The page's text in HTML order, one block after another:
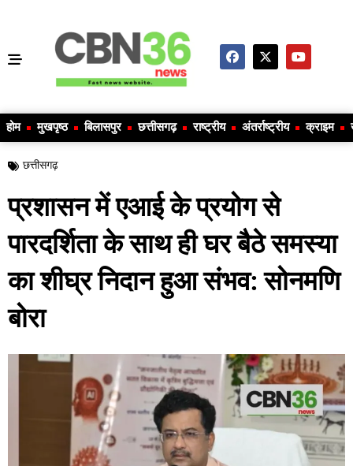
होम मुखपृष्ठ बिलासपुर छत्तीसगढ़ राष्ट्रीय अंतर्राष्ट्रीय क्राइम
छत्तीसगढ़
प्रशासन में एआई के प्रयोग से
पारदर्शिता के साथ ही घर बैठे समस्या
का शीघ्र निदान हुआ संभव: सोनमणि
बोरा